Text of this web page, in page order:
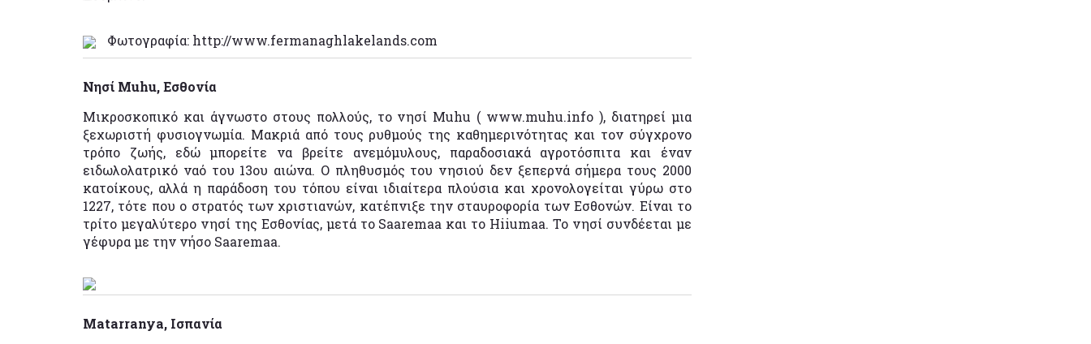
Φωτογραφία: http://www.fermanaghlakelands.com
Νησί Muhu, Εσθονία
Μικροσκοπικό και άγνωστο στους πολλούς, το νησί Muhu ( www.muhu.info ), διατηρεί μια
ξεχωριστή φυσιογνωμία. Μακριά από τους ρυθμούς της καθημερινότητας και τον σύγχρονο
τρόπο ζωής, εδώ μπορείτε να βρείτε ανεμόμυλους, παραδοσιακά αγροτόσπιτα και έναν
ειδωλολατρικό ναό του 13ου αιώνα. Ο πληθυσμός του νησιού δεν ξεπερνά σήμερα τους 2000
κατοίκους, αλλά η παράδοση του τόπου είναι ιδιαίτερα πλούσια και χρονολογείται γύρω στο
1227, τότε που ο στρατός των χριστιανών, κατέπνιξε την σταυροφορία των Εσθονών. Είναι το
τρίτο μεγαλύτερο νησί της Εσθονίας, μετά το Saaremaa και το Hiiumaa. Το νησί συνδέεται με
γέφυρα με την νήσο Saaremaa.
Matarranya, Ισπανία